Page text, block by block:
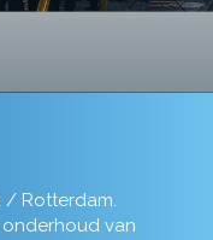
/ Rotterdam.
van